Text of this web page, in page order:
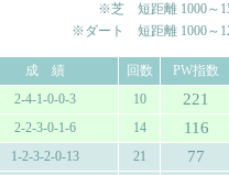
※芝 短距離 1000～
※ダート 短距離 1000～
成 績 回数
PW指数
2-4-1-0-0-3 10 221
2-2-3-0-1-6 14 116
1-2-3-2-0-13 21 77